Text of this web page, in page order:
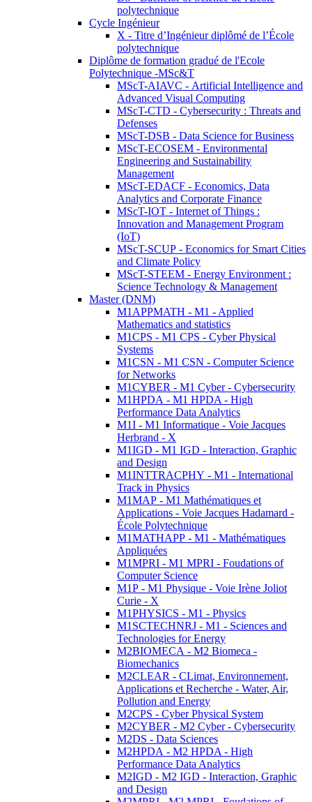
polytechnique
Cycle Ingénieur
X - Titre d’Ingénieur diplômé de l’École
polytechnique
Diplôme de formation gradué de l'Ecole
Polytechnique -MSc&T
MScT-AIAVC - Artificial Intelligence and
Advanced Visual Computing
MScT-CTD - Cybersecurity : Threats and
Defenses
MScT-DSB - Data Science for Business
MScT-ECOSEM - Environmental
Engineering and Sustainability
Management
MScT-EDACF - Economics, Data
Analytics and Corporate Finance
MScT-IOT - Internet of Things :
Innovation and Management Program
(IoT)
MScT-SCUP - Economics for Smart Cities
and Climate Policy
MScT-STEEM - Energy Environment :
Science Technology & Management
Master (DNM)
M1APPMATH - M1 - Applied
Mathematics and statistics
M1CPS - M1 CPS - Cyber Physical
Systems
M1CSN - M1 CSN - Computer Science
for Networks
M1CYBER - M1 Cyber - Cybersecurity
M1HPDA - M1 HPDA - High
Performance Data Analytics
M1I - M1 Informatique - Voie Jacques
Herbrand - X
M1IGD - M1 IGD - Interaction, Graphic
and Design
M1INTTRACPHY - M1 - International
Track in Physics
M1MAP - M1 Mathématiques et
Applications - Voie Jacques Hadamard -
École Polytechnique
M1MATHAPP - M1 - Mathématiques
Appliquées
M1MPRI - M1 MPRI - Foudations of
Computer Science
M1P - M1 Physique - Voie Irène Joliot
Curie - X
M1PHYSICS - M1 - Physics
M1SCTECHNRJ - M1 - Sciences and
Technologies for Energy
M2BIOMECA - M2 Biomeca -
Biomechanics
M2CLEAR - CLimat, Environnement,
Applications et Recherche - Water, Air,
Pollution and Energy
M2CPS - Cyber Physical System
M2CYBER - M2 Cyber - Cybersecurity
M2DS - Data Sciences
M2HPDA - M2 HPDA - High
Performance Data Analytics
M2IGD - M2 IGD - Interaction, Graphic
and Design